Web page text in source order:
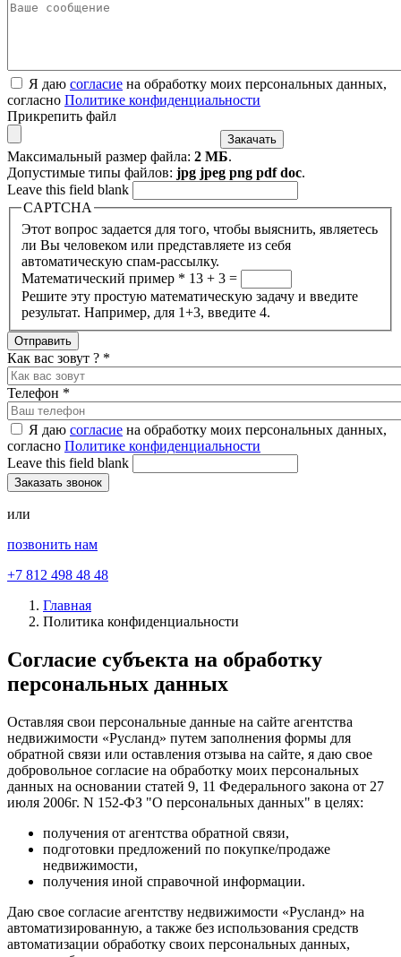
Я даю согласие на обработку моих персональных данных,
согласно Политике конфиденциальности
Прикрепить файл
Максимальный размер файла: 2 МБ.
Допустимые типы файлов: jpg jpeg png pdf doc.
Leave this field blank
CAPTCHA
Этот вопрос задается для того, чтобы выяснить, являетесь
ли Вы человеком или представляете из себя
автоматическую спам-рассылку.
Математический пример * 13 + 3 =
Решите эту простую математическую задачу и введите
результат. Например, для 1+3, введите 4.
Как вас зовут ? *
Телефон *
Я даю согласие на обработку моих персональных данных,
согласно Политике конфиденциальности
Leave this field blank
или
позвонить нам
+7 812 498 48 48
Главная
Политика конфиденциальности
Согласие субъекта на обработку
персональных данных
Оставляя свои персональные данные на сайте агентства
недвижимости «Русланд» путем заполнения формы для
обратной связи или оставления отзыва на сайте, я даю свое
добровольное согласие на обработку моих персональных
данных на основании статей 9, 11 Федерального закона от 27
июля 2006г. N 152-ФЗ "О персональных данных" в целях:
получения от агентства обратной связи,
подготовки предложений по покупке/продаже
недвижимости,
получения иной справочной информации.
Даю свое согласие агентству недвижимости «Русланд» на
автоматизированную, а также без использования средств
автоматизации обработку своих персональных данных,